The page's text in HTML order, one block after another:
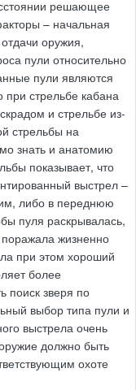
решающее
– начальная
оружия,
пули относительно
пули являются
стрельбе кабана
и стрельбе из-
стрельбы на
знать и анатомию
показывает, что
выстрел –
либо в переднюю
пуля раскрывалась,
жизненно
при этом хороший
более
поиск зверя по
выбор типа пули и
выстрела очень
должно быть
охоте